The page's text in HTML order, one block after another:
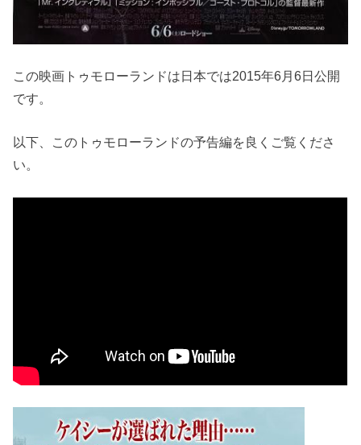
この映画トゥモローランドは日本では2015年6月6日公開
です。
以下、このトゥモローランドの予告編を良くご覧くださ
い。